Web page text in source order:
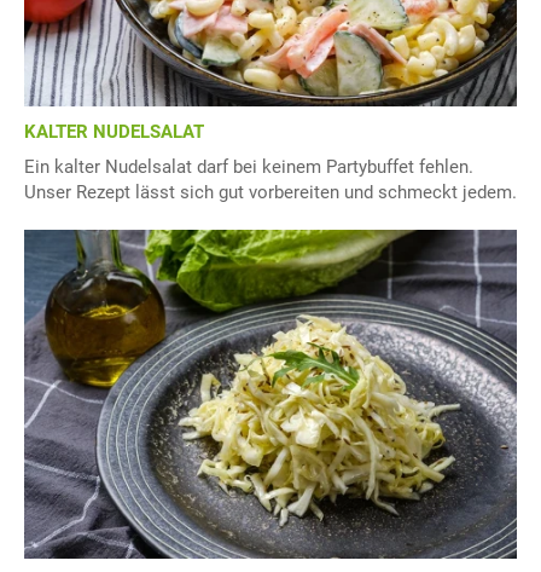
KALTER NUDELSALAT
Ein kalter Nudelsalat darf bei keinem Partybuffet fehlen.
Unser Rezept lässt sich gut vorbereiten und schmeckt jedem.